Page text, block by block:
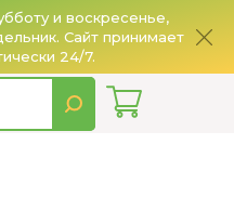
и воскресенье,
Сайт принимает
24/7.